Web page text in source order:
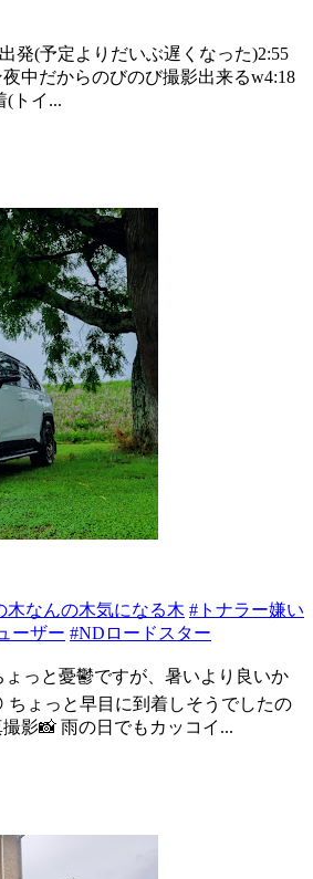
発(予定よりだいぶ遅くなった)2:55
中だからのびのび撮影出来るw4:18
(トイ...
木なんの木気になる木 #トナラー嫌い
ーザー #NDロードスター
っと憂鬱ですが、暑いより良いか
ちょっと早目に到着しそうでしたの
影📸 雨の日でもカッコイ...